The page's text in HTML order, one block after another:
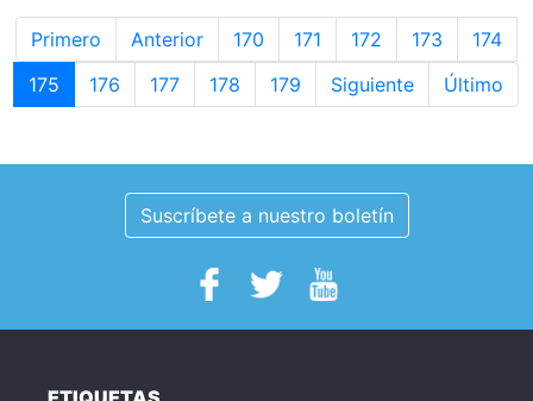
Primero Anterior 170 171 172 173
174
175
176 177 178 179 Siguiente Último
Suscríbete a nuestro boletín